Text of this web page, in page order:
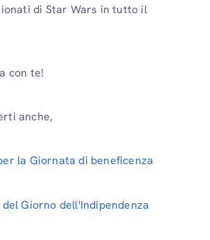
di Star Wars in tutto il
con te!
anche,
la Giornata di beneficenza
Giorno dell'Indipendenza